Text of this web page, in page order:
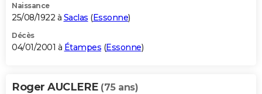
Naissance
25/08/1922 à Saclas (Essonne)
Décès
04/01/2001 à Étampes (Essonne)
Roger AUCLERE (75 ans)